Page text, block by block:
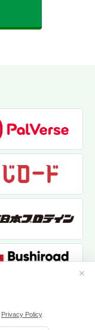
Privacy Policy.
✕